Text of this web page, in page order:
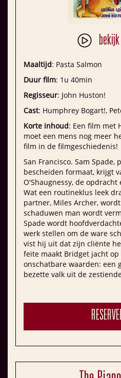
Maaltijd: Pasta Salmon
Duur film: 1u 40min
Regisseur: John Huston!
Cast: Humphrey Bogart!,
Korte inhoud: Een film met
moet een mens nog meer
film in de filmgeschiedenis!
San Francisco. Sam Spade,
bescheiden formaat, krijgt
O'Shaugnessy, de
Wat een routineklus leek
partner, Miles Archer,
schaduwen man wordt
Spade wordt
werk stellen om de ware
vist hij uit dat zijn cliënte
feite maakt Bridget jacht op
onschatbare waarden: een
bezette valk uit de